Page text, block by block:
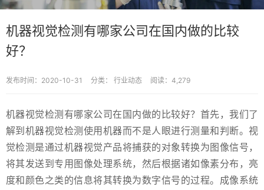
机器视觉检测有哪家公司在国内做的比较
好？
发布时间：2020-10-31 分类： 行业动态 阅读：4,279
机器视觉检测有哪家公司在国内做的比较好？首先，我们了
解到机器视觉检测使用机器而不是人眼进行测量和判断。视
觉检测是通过机器视觉产品将捕获的对象转换为图像信号，
将其发送到专用图像处理系统，然后根据诸如像素分布，亮
度和颜色之类的信息将其转换为数字信号的过程。成像系统